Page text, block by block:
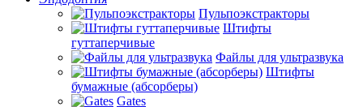
Пульпоэкстракторы
Штифты
гуттаперчивые
Файлы для ультразвука
Штифты
бумажные (абсорберы)
Gates